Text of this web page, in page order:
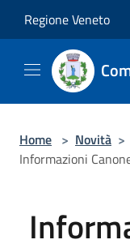
Regione Veneto
Home > Novità >
Informazioni